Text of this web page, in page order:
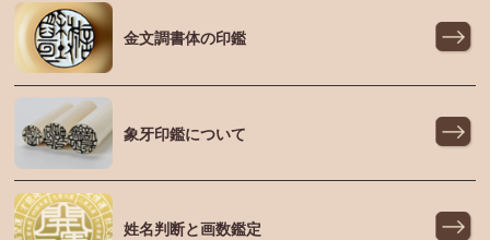
金文調書体の印鑑
象牙印鑑について
姓名判断と画数鑑定